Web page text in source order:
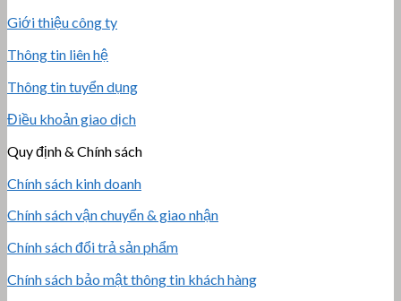
Giới thiệu công ty
Thông tin liên hệ
Thông tin tuyển dụng
Điều khoản giao dịch
Quy định & Chính sách
Chính sách kinh doanh
Chính sách vận chuyển & giao nhận
Chính sách đổi trả sản phẩm
Chính sách bảo mật thông tin khách hàng